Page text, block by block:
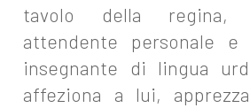
tavolo della regina,
attendente personale e
insegnante di lingua
affeziona a lui,